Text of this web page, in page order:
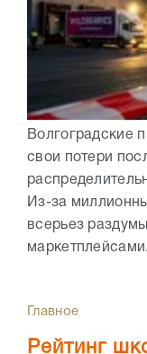
Волгоградские
свои потери
Из-за
всерьез
Главное
Рейтинг